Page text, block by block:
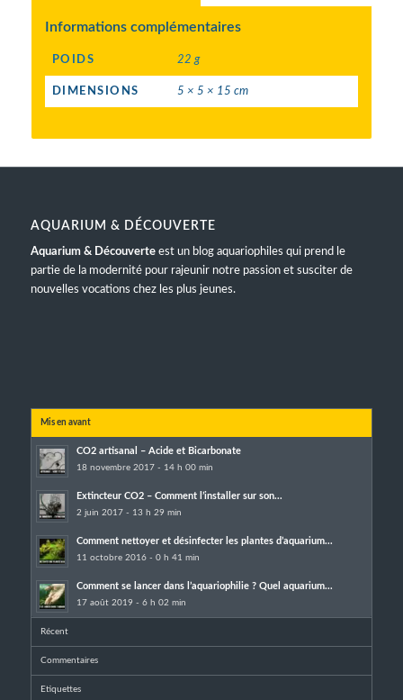
Informations complémentaires
POIDS 22 g
DIMENSIONS 5 × 5 × 15 cm
AQUARIUM & DÉCOUVERTE
Aquarium & Découverteest un blog aquariophiles qui prend le
partie de la modernité pour rajeunir notre passion et susciter de
nouvelles vocations chez les plus jeunes.
Mis en avant
CO2 artisanal – Acide et Bicarbonate
18 novembre 2017 - 14 h 00 min
Extincteur CO2 – Comment l’installer sur son...
2 juin 2017 - 13 h 29 min
Comment nettoyer et désinfecter les plantes d’aquarium...
11 octobre 2016 - 0 h 41 min
Comment se lancer dans l’aquariophilie ? Quel aquarium...
17 août 2019 - 6 h 02 min
Récent
Commentaires
Etiquettes